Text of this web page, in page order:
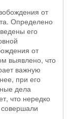
от
Определено
его
от
выявлено, что
важную
при его
дела
что нередко